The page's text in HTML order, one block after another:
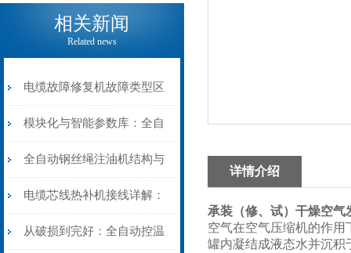
相关新闻
Related news
电缆故障修复机故障类型区
分指南：从“绝缘电
阻”到“波形特征”的精准诊
断逻辑
模块化与智能参数库：全自
动电缆修复机的快速换型逻
辑
全自动钢丝绳注油机结构与
工作原理：揭秘高效润滑的
机械密码
电缆芯线热补机接线详解：
从入门到精通
从破损到完好：全自动控温
详情介绍
承装（修、试）干燥空气
空气在空气压缩机的作
罐内凝结成液态水并沉积